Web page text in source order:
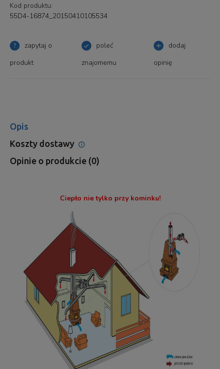
Kod produktu:
55D4-16874_20150410105534
zapytaj o
produkt
poleć
znajomemu
dodaj
opinię
Opis
Koszty dostawy
Cena nie zawiera ewentualnych kosztów płatności
Opinie o produkcie (0)
Ciepło nie tylko przy kominku!